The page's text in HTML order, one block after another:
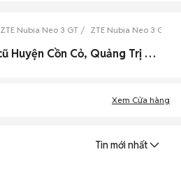
ZTE Nubia Neo 3 GT ZTE Nubia Neo 3 GT
0 Zte Nubia Neo 3 Gt cũ Huyện Cồn Cỏ, Quảng Trị đẹp
Xem Cửa hàng
Tin mới nhất